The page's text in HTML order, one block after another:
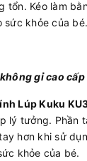
tổn. Kéo làm
sức khỏe của bé.
gỉ cao cấp
Lúp Kuku
lý tưởng. Phần
hơn khi sử
khỏe của bé.